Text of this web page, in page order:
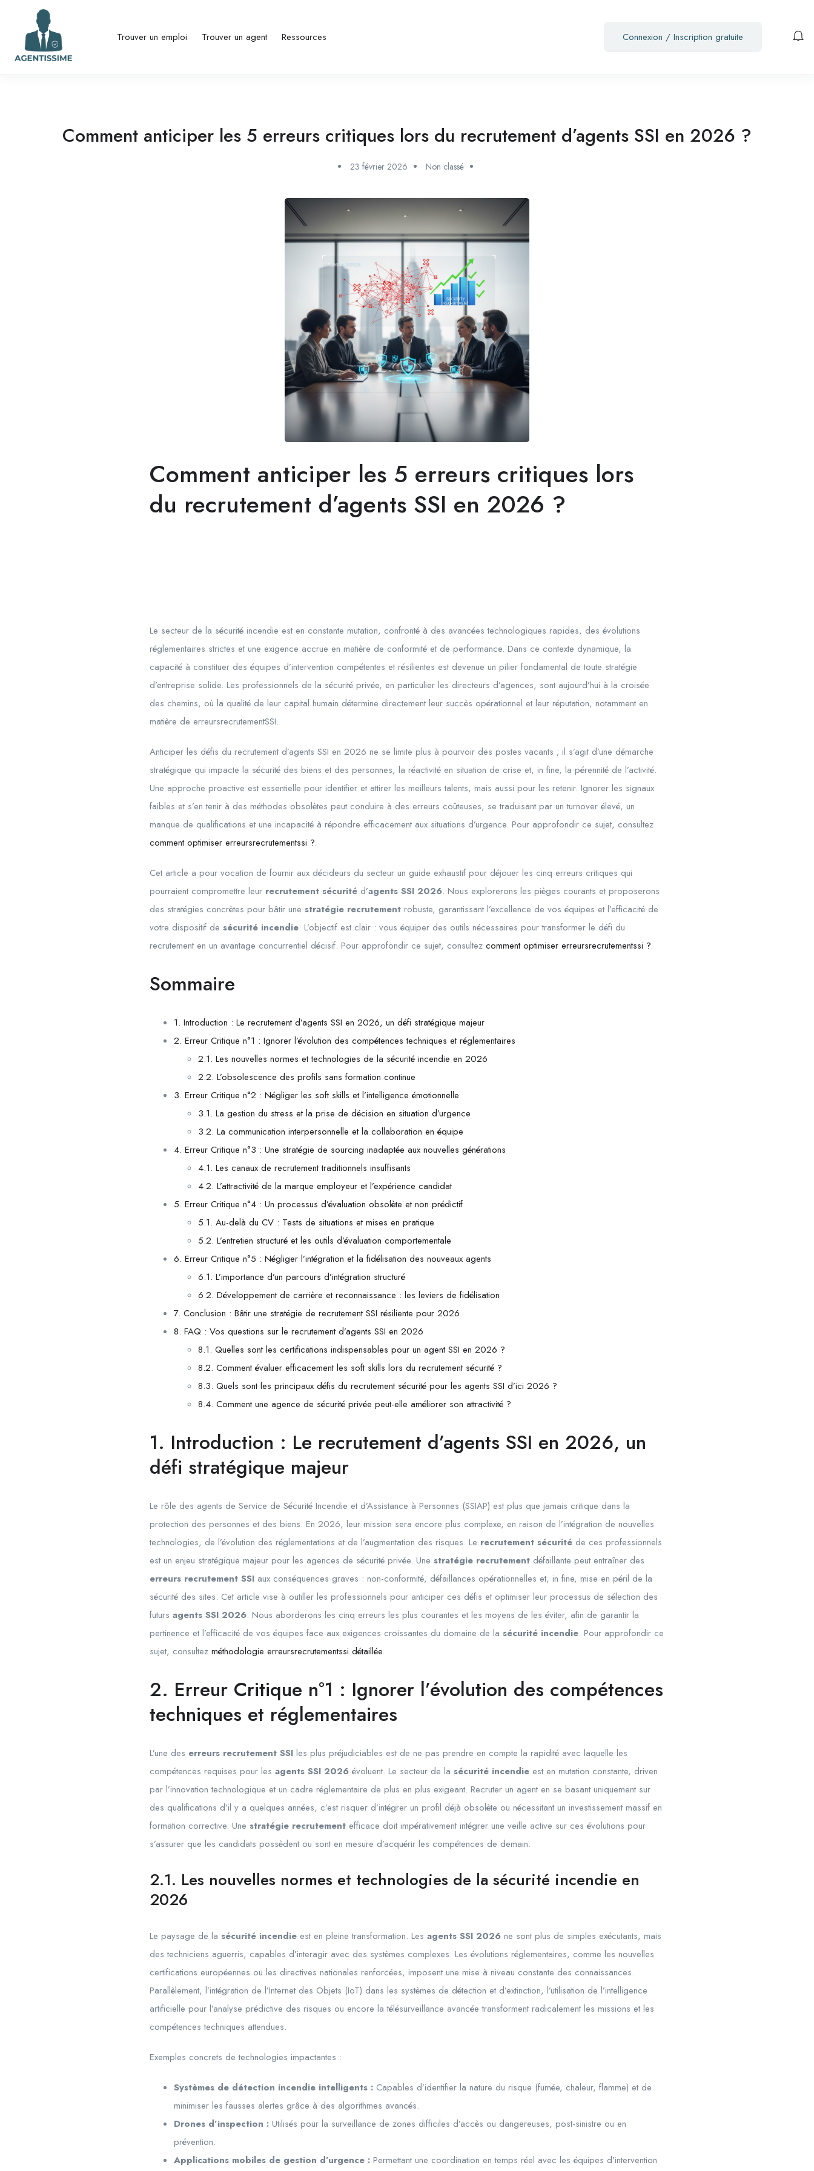
Trouver un emploi Trouver un agent Ressources Connexion / Inscription gratuite
Comment anticiper les 5 erreurs critiques lors du recrutement d’agents SSI en 2026 ?
23 février 2026 Non classé
Comment anticiper les 5 erreurs critiques lors
du recrutement d’agents SSI en 2026 ?
Le secteur de la sécurité incendie est en constante mutation, confronté à des avancées technologiques rapides, des évolutions
réglementaires strictes et une exigence accrue en matière de conformité et de performance. Dans ce contexte dynamique, la
capacité à constituer des équipes d’intervention compétentes et résilientes est devenue un pilier fondamental de toute stratégie
d’entreprise solide. Les professionnels de la sécurité privée, en particulier les directeurs d’agences, sont aujourd’hui à la croisée
des chemins, où la qualité de leur capital humain détermine directement leur succès opérationnel et leur réputation, notamment en
matière de erreursrecrutementSSI.
Anticiper les défis du recrutement d’agents SSI en 2026 ne se limite plus à pourvoir des postes vacants ; il s’agit d’une démarche
stratégique qui impacte la sécurité des biens et des personnes, la réactivité en situation de crise et, in fine, la pérennité de l’activité.
Une approche proactive est essentielle pour identifier et attirer les meilleurs talents, mais aussi pour les retenir. Ignorer les signaux
faibles et s’en tenir à des méthodes obsolètes peut conduire à des erreurs coûteuses, se traduisant par un turnover élevé, un
manque de qualifications et une incapacité à répondre efficacement aux situations d’urgence. Pour approfondir ce sujet, consultez
comment optimiser erreursrecrutementssi ?.
Cet article a pour vocation de fournir aux décideurs du secteur un guide exhaustif pour déjouer les cinq erreurs critiques qui
pourraient compromettre leur recrutement sécurité d’agents SSI 2026. Nous explorerons les pièges courants et proposerons
des stratégies concrètes pour bâtir une stratégie recrutement robuste, garantissant l’excellence de vos équipes et l’efficacité de
votre dispositif de sécurité incendie. L’objectif est clair : vous équiper des outils nécessaires pour transformer le défi du
recrutement en un avantage concurrentiel décisif. Pour approfondir ce sujet, consultez comment optimiser erreursrecrutementssi ?.
Sommaire
1. Introduction : Le recrutement d’agents SSI en 2026, un défi stratégique majeur
2. Erreur Critique n°1 : Ignorer l’évolution des compétences techniques et réglementaires
2.1. Les nouvelles normes et technologies de la sécurité incendie en 2026
2.2. L’obsolescence des profils sans formation continue
3. Erreur Critique n°2 : Négliger les soft skills et l’intelligence émotionnelle
3.1. La gestion du stress et la prise de décision en situation d’urgence
3.2. La communication interpersonnelle et la collaboration en équipe
4. Erreur Critique n°3 : Une stratégie de sourcing inadaptée aux nouvelles générations
4.1. Les canaux de recrutement traditionnels insuffisants
4.2. L’attractivité de la marque employeur et l’expérience candidat
5. Erreur Critique n°4 : Un processus d’évaluation obsolète et non prédictif
5.1. Au-delà du CV : Tests de situations et mises en pratique
5.2. L’entretien structuré et les outils d’évaluation comportementale
6. Erreur Critique n°5 : Négliger l’intégration et la fidélisation des nouveaux agents
6.1. L’importance d’un parcours d’intégration structuré
6.2. Développement de carrière et reconnaissance : les leviers de fidélisation
7. Conclusion : Bâtir une stratégie de recrutement SSI résiliente pour 2026
8. FAQ : Vos questions sur le recrutement d’agents SSI en 2026
8.1. Quelles sont les certifications indispensables pour un agent SSI en 2026 ?
8.2. Comment évaluer efficacement les soft skills lors du recrutement sécurité ?
8.3. Quels sont les principaux défis du recrutement sécurité pour les agents SSI d’ici 2026 ?
8.4. Comment une agence de sécurité privée peut-elle améliorer son attractivité ?
1. Introduction : Le recrutement d’agents SSI en 2026, un
défi stratégique majeur
Le rôle des agents de Service de Sécurité Incendie et d’Assistance à Personnes (SSIAP) est plus que jamais critique dans la
protection des personnes et des biens. En 2026, leur mission sera encore plus complexe, en raison de l’intégration de nouvelles
technologies, de l’évolution des réglementations et de l’augmentation des risques. Le recrutement sécurité de ces professionnels
est un enjeu stratégique majeur pour les agences de sécurité privée. Une stratégie recrutement défaillante peut entraîner des
erreurs recrutement SSI aux conséquences graves : non-conformité, défaillances opérationnelles et, in fine, mise en péril de la
sécurité des sites. Cet article vise à outiller les professionnels pour anticiper ces défis et optimiser leur processus de sélection des
futurs agents SSI 2026. Nous aborderons les cinq erreurs les plus courantes et les moyens de les éviter, afin de garantir la
pertinence et l’efficacité de vos équipes face aux exigences croissantes du domaine de la sécurité incendie. Pour approfondir ce
sujet, consultez méthodologie erreursrecrutementssi détaillée.
2. Erreur Critique n°1 : Ignorer l’évolution des compétences
techniques et réglementaires
L’une des erreurs recrutement SSI les plus préjudiciables est de ne pas prendre en compte la rapidité avec laquelle les
compétences requises pour les agents SSI 2026 évoluent. Le secteur de la sécurité incendie est en mutation constante, driven
par l’innovation technologique et un cadre réglementaire de plus en plus exigeant. Recruter un agent en se basant uniquement sur
des qualifications d’il y a quelques années, c’est risquer d’intégrer un profil déjà obsolète ou nécessitant un investissement massif en
formation corrective. Une stratégie recrutement efficace doit impérativement intégrer une veille active sur ces évolutions pour
s’assurer que les candidats possèdent ou sont en mesure d’acquérir les compétences de demain.
2.1. Les nouvelles normes et technologies de la sécurité incendie en
2026
Le paysage de la sécurité incendie est en pleine transformation. Les agents SSI 2026 ne sont plus de simples exécutants, mais
des techniciens aguerris, capables d’interagir avec des systèmes complexes. Les évolutions réglementaires, comme les nouvelles
certifications européennes ou les directives nationales renforcées, imposent une mise à niveau constante des connaissances.
Parallèlement, l’intégration de l’Internet des Objets (IoT) dans les systèmes de détection et d’extinction, l’utilisation de l’intelligence
artificielle pour l’analyse prédictive des risques ou encore la télésurveillance avancée transforment radicalement les missions et les
compétences techniques attendues.
Exemples concrets de technologies impactantes :
Systèmes de détection incendie intelligents : Capables d’identifier la nature du risque (fumée, chaleur, flamme) et de
minimiser les fausses alertes grâce à des algorithmes avancés.
Drones d’inspection : Utilisés pour la surveillance de zones difficiles d’accès ou dangereuses, post-sinistre ou en
prévention.
Applications mobiles de gestion d’urgence : Permettant une coordination en temps réel avec les équipes d’intervention